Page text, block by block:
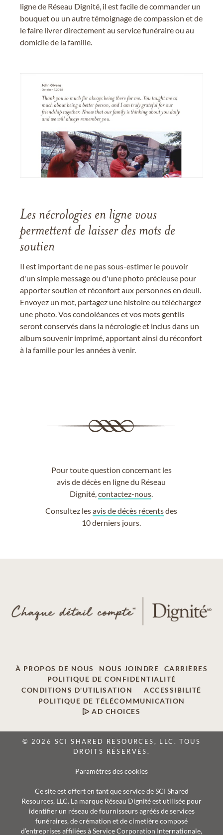
ligne de Réseau Dignité, il est facile de commander un
bouquet ou un autre témoignage de compassion et de
le faire livrer directement au service funéraire ou au
domicile de la famille.
Les nécrologies en ligne vous
permettent de laisser des mots de
soutien
Il est important de ne pas sous-estimer le pouvoir
d'un simple message ou d'une photo précieuse pour
apporter soutien et réconfort aux personnes en deuil.
Envoyez un mot, partagez une histoire ou téléchargez
une photo. Vos condoléances et vos mots gentils
seront conservés dans la nécrologie et inclus dans un
album souvenir imprimé, apportant ainsi du réconfort
à la famille pour les années à venir.
Pour toute question concernant les
avis de décès en ligne du Réseau
Dignité,contactez-nous
Consultez lesavis de décès récentsdes
10 derniers jours.
À PROPOS DE NOUS NOUS JOINDRE
CARRIÈRES
POLITIQUE DE CONFIDENTIALITÉ
CONDITIONS D'UTILISATION
ACCESSIBILITÉ
POLITIQUE DE TÉLÉCOMMUNICATION
AD CHOICES
© 2026 SCI SHARED RESOURCES, LLC. TOUS
DROITS RÉSERVÉS.
Paramètres des cookies
Ce site est offert en tant que service de SCI Shared
Resources, LLC. La marque Réseau Dignité est utilisée pour
identifier un réseau de fournisseurs agréés de services
funéraires, de crémation et de cimetière composé
d’entreprises affiliées à Service Corporation Internationale,